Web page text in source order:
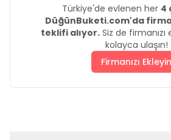
Türkiye'de evlenen her 4
DüğünBuketi.com'da
teklifi alıyor. Siz de
kolayca ulaşın!
Firmanızı Ekleyin